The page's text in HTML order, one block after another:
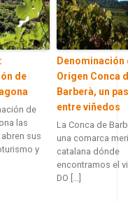
de
de
las
sus
y
Denominación
Origen Conca
Barberà, un
entre viñedos
La Conca de
una comarca
catalana dónde
encontramos el
DO […]